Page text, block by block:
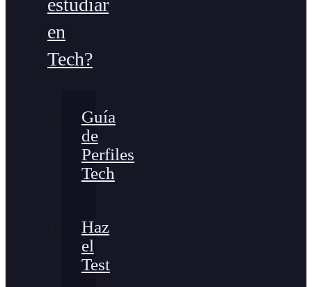
estudiar
en
Tech?
Guía
de
Perfiles
Tech
Haz
el
Test